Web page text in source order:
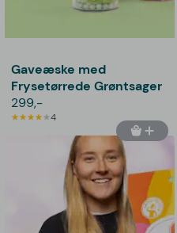
Gaveæske med
Frysetørrede Grøntsager
299,-
4